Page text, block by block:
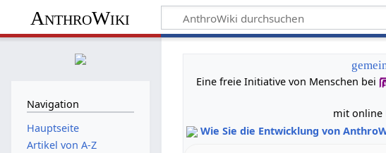
AnthroWiki
Eine freie Initiative von Menschen bei
mit online
Wie Sie die Entwicklung von
Navigation
Hauptseite
Artikel von A-Z